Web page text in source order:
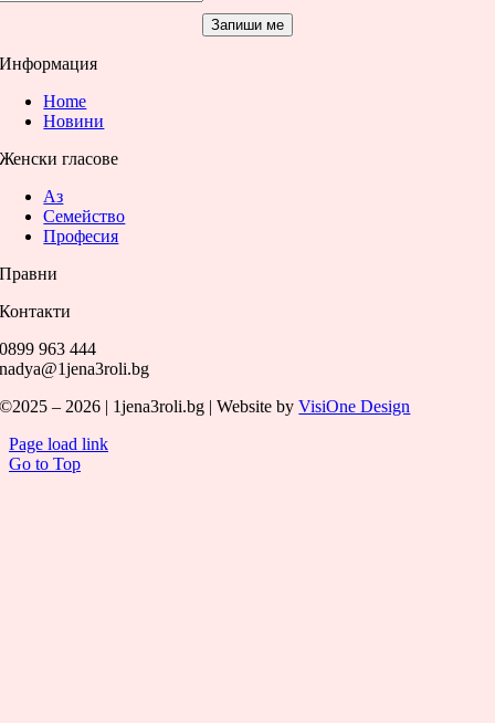
Запиши ме
Информация
Home
Новини
Женски гласове
Аз
Семейство
Професия
Правни
Контакти
0899 963 444
nadya@1jena3roli.bg
©2025 – 2026 | 1jena3roli.bg | Website byVisiOne Design
Page load link
Go to Top